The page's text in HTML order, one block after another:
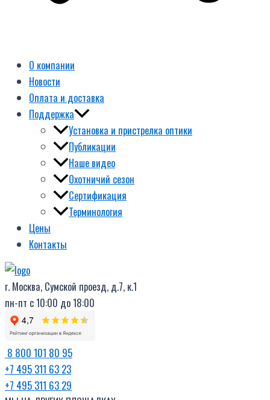
О компании
Новости
Оплата и доставка
Поддержка
Установка и пристрелка оптики
Публикации
Наше видео
Охотничий сезон
Сертификация
Терминология
Цены
Контакты
г. Москва, Сумской проезд, д.7, к.1
пн-пт с 10:00 до 18:00
8 800 101 80 95
+7 495 311 63 23
+7 495 311 63 29